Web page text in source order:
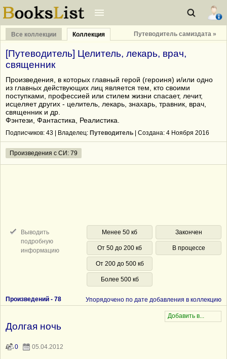
Все коллекции Коллекция Путеводитель самиздата »
[Путеводитель] Целитель, лекарь, врач,
священник
Произведения, в которых главный герой (героиня) и/или одно
из главных действующих лиц является тем, кто своими
поступками, профессией или стилем жизни спасает, лечит,
исцеляет других - целитель, лекарь, знахарь, травник, врач,
священник и др.
Фэнтези, Фантастика, Реалистика.
Подписчиков: 43 | Владелец: Путеводитель | Cоздана: 4 Ноября 2016
Произведения с СИ: 79
Выводить
подробную
информацию
Менее 50 кб
От 50 до 200 кб
От 200 до 500 кб
Более 500 кб
Закончен
В процессе
Произведений - 78 Упорядочено по дате добавления в коллекцию
Долгая ночь
0 05.04.2012